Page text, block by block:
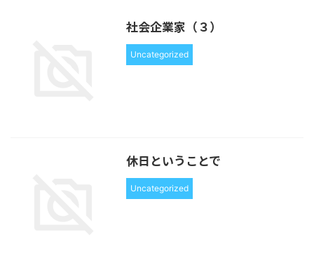
社会企業家（３）
Uncategorized
休日ということで
Uncategorized